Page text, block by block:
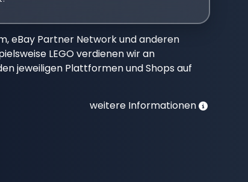
eBay Partner Network und anderen
LEGO verdienen wir an
jeweiligen Plattformen und Shops auf
weitere Informationen